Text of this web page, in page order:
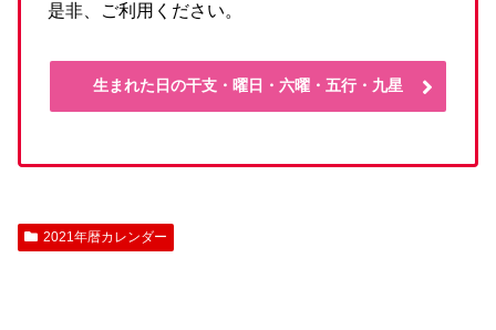
是非、ご利用ください。
生まれた日の干支・曜日・六曜・五行・九星
2021年暦カレンダー